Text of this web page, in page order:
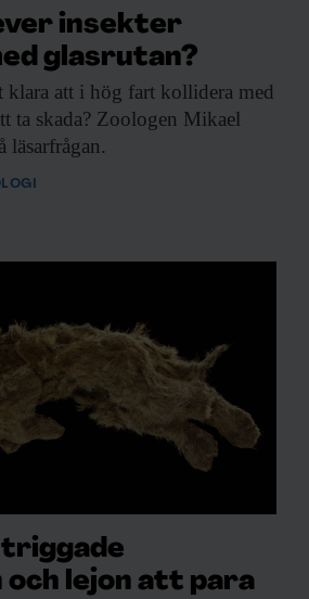
insekter
glasrutan?
klara att i hög fart kollidera med
ta skada? Zoologen Mikael
läsarfrågan.
lejon att para